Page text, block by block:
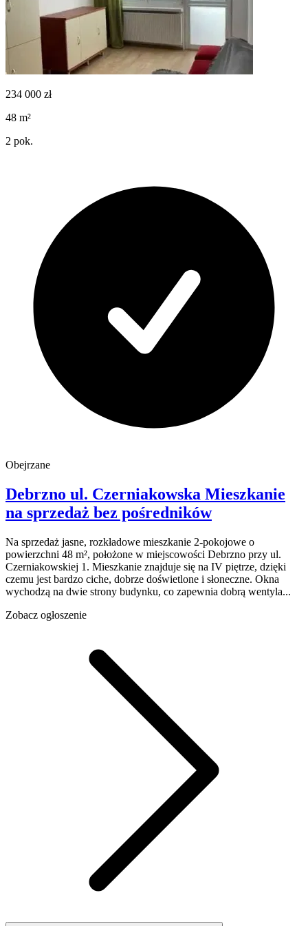
234 000 zł
48 m²
2 pok.
Obejrzane
Debrzno ul. Czerniakowska Mieszkanie
na sprzedaż bez pośredników
Na sprzedaż jasne, rozkładowe mieszkanie 2-pokojowe o
powierzchni 48 m², położone w miejscowości Debrzno przy ul.
Czerniakowskiej 1. Mieszkanie znajduje się na IV piętrze, dzięki
czemu jest bardzo ciche, dobrze doświetlone i słoneczne. Okna
wychodzą na dwie strony budynku, co zapewnia dobrą wentyla...
Zobacz ogłoszenie